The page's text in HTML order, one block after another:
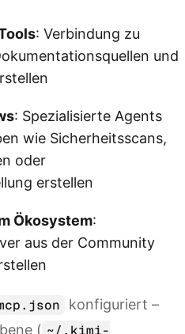
: Verbindung zu
und
: Spezialisierte Agents
wie Sicherheitsscans,
oder
erstellen
Ökosystem:
aus der Community
konfiguriert –
( ~/.kimi-